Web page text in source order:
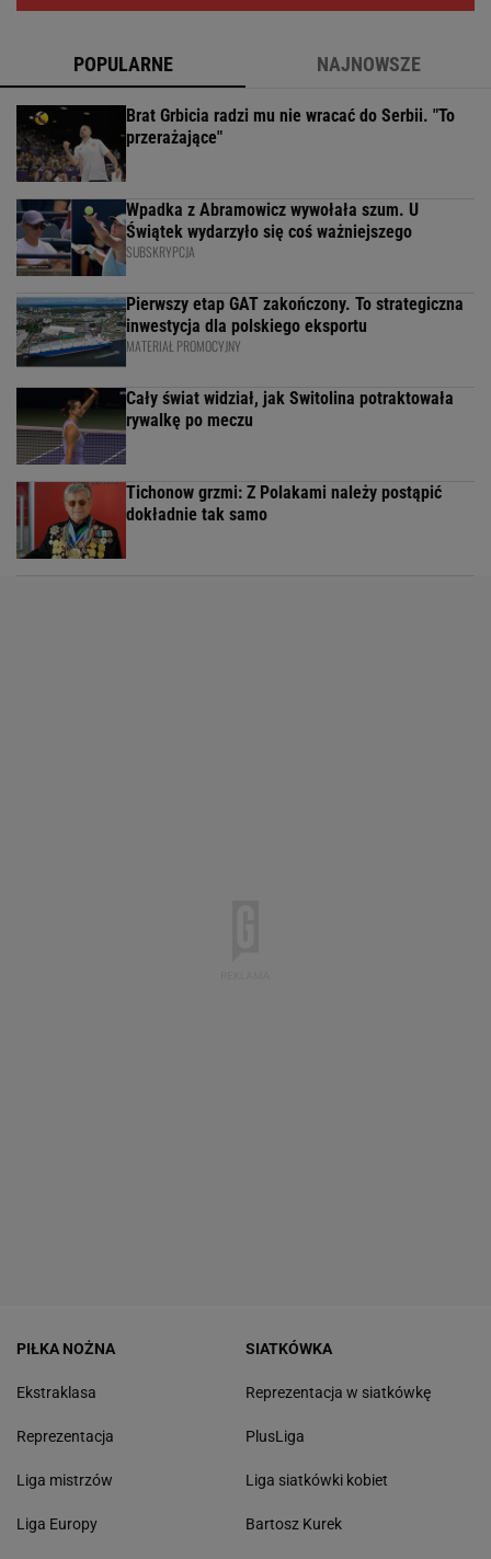
POPULARNE NAJNOWSZE
Brat Grbicia radzi mu nie wracać do Serbii. "To
przerażające"
Wpadka z Abramowicz wywołała szum. U
Świątek wydarzyło się coś ważniejszego
SUBSKRYPCJA
Pierwszy etap GAT zakończony. To strategiczna
inwestycja dla polskiego eksportu
MATERIAŁ PROMOCYJNY
Cały świat widział, jak Switolina potraktowała
rywalkę po meczu
Tichonow grzmi: Z Polakami należy postąpić
dokładnie tak samo
PIŁKA NOŻNA
Ekstraklasa
Reprezentacja
Liga mistrzów
Liga Europy
SIATKÓWKA
Reprezentacja w siatkówkę
PlusLiga
Liga siatkówki kobiet
Bartosz Kurek